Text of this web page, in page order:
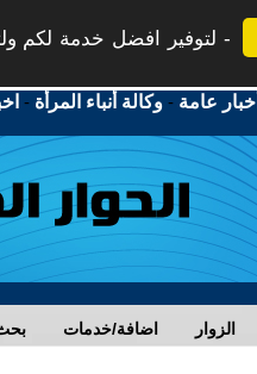
لتوفير افضل خدمة لكم
أخبار عامة -وكالة أنباء المرأة -
اضافة/خدمات الزوار